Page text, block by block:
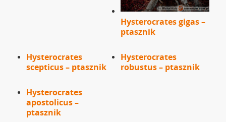
Hysterocrates gigas –
ptasznik
Hysterocrates
scepticus – ptasznik
Hysterocrates
robustus – ptasznik
Hysterocrates
apostolicus –
ptasznik